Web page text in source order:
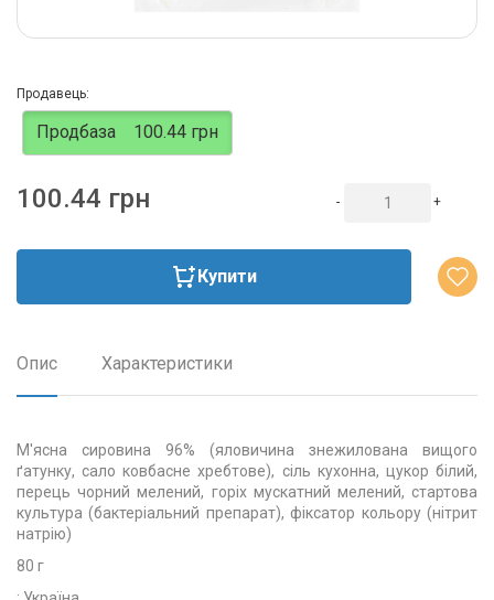
Продавець:
Продбаза 100.44 грн
100.44 грн - +
Купити
Опис Характеристики
М'ясна сировина 96% (яловичина знежилована вищого
ґатунку, сало ковбасне хребтове), сіль кухонна, цукор білий,
перець чорний мелений, горіх мускатний мелений, стартова
культура (бактеріальний препарат), фіксатор кольору (нітрит
натрію)
80 г